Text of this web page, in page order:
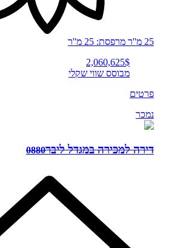
25 מ''ר
מרפסת: 25 מ''ר
2,060,625$
מבוסס שווי שקלי
פרטים
נמכר
דירה למכירה במגדל ליבר0880